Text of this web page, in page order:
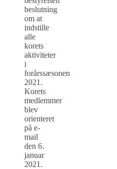
beslutning
om at
indstille
alle
korets
aktiviteter
i
forårssæsonen
2021.
Korets
medlemmer
blev
orienteret
på e-
mail
den 6.
januar
2021.